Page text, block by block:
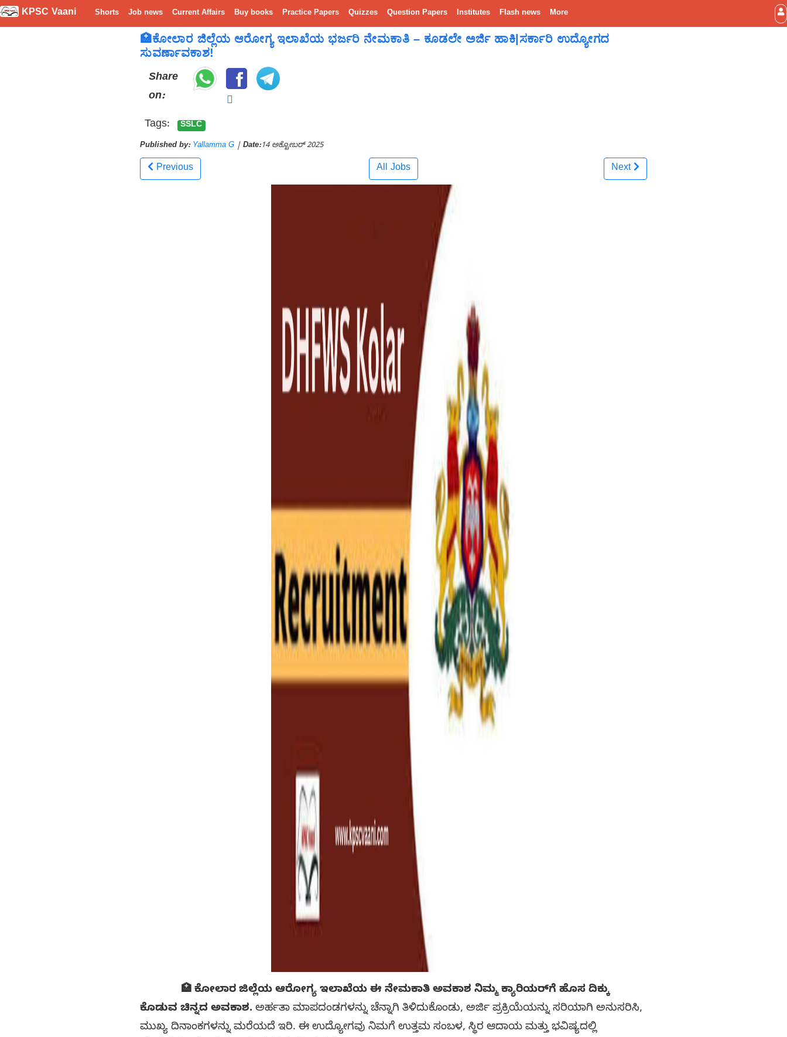
KPSC Vaani Shorts Job news Current Affairs Buy books Practice Papers Quizzes Question Papers Institutes Flash news More
🏥ಕೋಲಾರ ಜಿಲ್ಲೆಯ ಆರೋಗ್ಯ ಇಲಾಖೆಯ ಭರ್ಜರಿ ನೇಮಕಾತಿ – ಕೂಡಲೇ ಅರ್ಜಿ ಹಾಕಿ|ಸರ್ಕಾರಿ ಉದ್ಯೋಗದ
ಸುವರ್ಣಾವಕಾಶ!
Share
on:
Tags:
SSLC
Published by: Yallamma G | Date:14 ಅಕ್ಟೋಬರ್ 2025
Previous All Jobs Next
🏥 ಕೋಲಾರ ಜಿಲ್ಲೆಯ ಆರೋಗ್ಯ ಇಲಾಖೆಯ ಈ ನೇಮಕಾತಿ ಅವಕಾಶ ನಿಮ್ಮ ಕ್ಯಾರಿಯರ್‌ಗೆ ಹೊಸ ದಿಕ್ಕು
ಕೊಡುವ ಚಿನ್ನದ ಅವಕಾಶ. ಅರ್ಹತಾ ಮಾಪದಂಡಗಳನ್ನು ಚೆನ್ನಾಗಿ ತಿಳಿದುಕೊಂಡು, ಅರ್ಜಿ ಪ್ರಕ್ರಿಯೆಯನ್ನು ಸರಿಯಾಗಿ ಅನುಸರಿಸಿ,
ಮುಖ್ಯ ದಿನಾಂಕಗಳನ್ನು ಮರೆಯದೆ ಇರಿ. ಈ ಉದ್ಯೋಗವು ನಿಮಗೆ ಉತ್ತಮ ಸಂಬಳ, ಸ್ಥಿರ ಆದಾಯ ಮತ್ತು ಭವಿಷ್ಯದಲ್ಲಿ